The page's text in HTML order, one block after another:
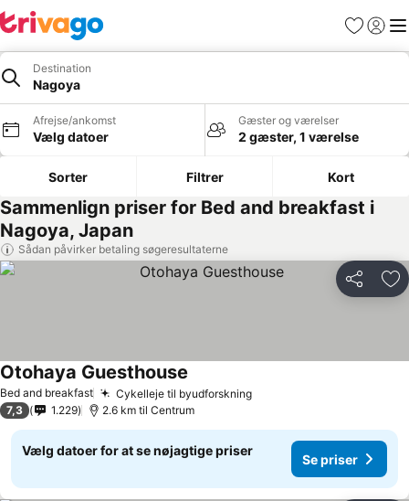
Favoritter
Log ind
Destination
Nagoya
Afrejse/ankomst
Vælg datoer
Gæster og værelser
2 gæster, 1 værelse
Sorter Filtrer Kort
Sammenlign priser for Bed and breakfast i
Nagoya, Japan
Sådan påvirker betaling søgeresultaterne
Del
Bed and breakfast Cykelleje til byudforskningSe priser
Otohaya Guesthouse
7,3 1.229 2.6 km til Centrum
Vælg datoer for at se nøjagtige priser
Se priser